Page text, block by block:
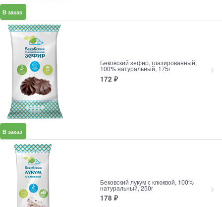
В заказ
Бековский зефир, глазированный,
100% натуральный, 175г
172 ₽
В заказ
Бековский лукум с клюквой, 100%
натуральный, 250г
178 ₽